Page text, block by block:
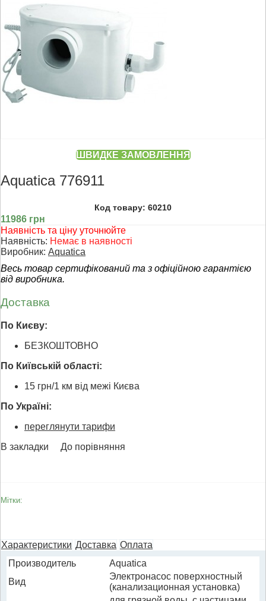
ШВИДКЕ ЗАМОВЛЕННЯ
Aquatica 776911
Код товару: 60210
11986 грн
Наявність та ціну уточнюйте
Наявність: Немає в наявності
Виробник: Aquatica
Весь товар сертифікований та з офіційною гарантією
від виробника.
Доставка
По Києву:
БЕЗКОШТОВНО
По Київській області:
15 грн/1 км від межі Києва
По Україні:
переглянути тарифи
В закладки
До порівняння
Мітки:
Характеристики Доставка Оплата
Производитель
Aquatica
Вид
Электронасос поверхностный
(канализационная установка)